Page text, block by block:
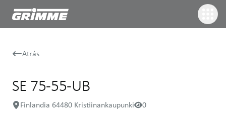
Atrás
SE 75-55-UB
Finlandia 64480 Kristiinankaupunki 0